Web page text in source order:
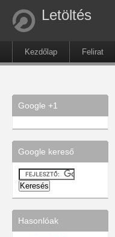
Letöltés
Kezdőlap Felirat
Google +1
Google kereső
Hasonlóak